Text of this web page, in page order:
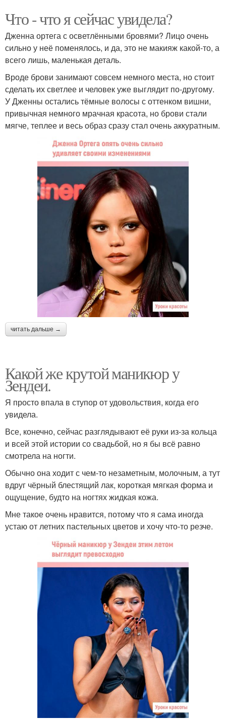
Что - что я сейчас увидела?
Дженна ортега с осветлёнными бровями? Лицо очень
сильно у неё поменялось, и да, это не макияж какой-то, а
всего лишь, маленькая деталь.
Вроде брови занимают совсем немного места, но стоит
сделать их светлее и человек уже выглядит по-другому.
У Дженны остались тёмные волосы с оттенком вишни,
привычная немного мрачная красота, но брови стали
мягче, теплее и весь образ сразу стал очень аккуратным.
читать дальше →
Какой же крутой маникюр у
Зендеи.
Я просто впала в ступор от удовольствия, когда его
увидела.
Все, конечно, сейчас разглядывают её руки из-за кольца
и всей этой истории со свадьбой, но я бы всё равно
смотрела на ногти.
Обычно она ходит с чем-то незаметным, молочным, а тут
вдруг чёрный блестящий лак, короткая мягкая форма и
ощущение, будто на ногтях жидкая кожа.
Мне такое очень нравится, потому что я сама иногда
устаю от летних пастельных цветов и хочу что-то резче.